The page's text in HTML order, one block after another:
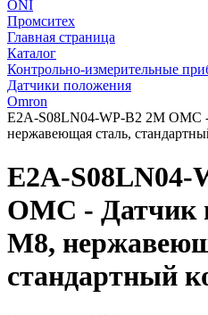
ONI
Промситех
Главная страница
Каталог
Контрольно-измерительные
Датчики положения
Omron
E2A-S08LN04-WP-B2 2M OMC
нержавеющая сталь,
E2A-S08LN04-
OMC - Датчик
M8,
стандартный